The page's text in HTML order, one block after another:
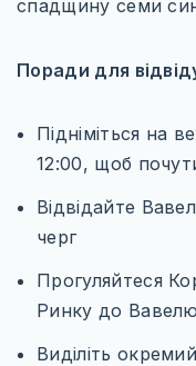
спадщину семи
Поради для
Підніміться на
12:00, щоб
Відвідайте
черг
Прогуляйтеся
Ринку до
Виділіть